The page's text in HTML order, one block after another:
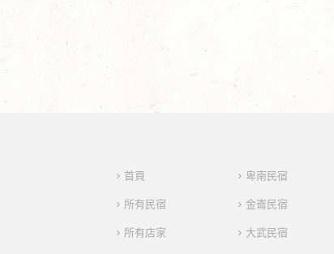
首頁
所有民宿
所有店家
卑南民宿
金崙民宿
大武民宿